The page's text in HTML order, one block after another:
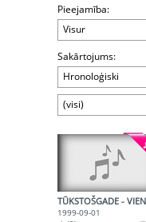
Pieejamība:
Visur
Sakārtojums:
Hronoloģiski
(visi)
1999-09-01